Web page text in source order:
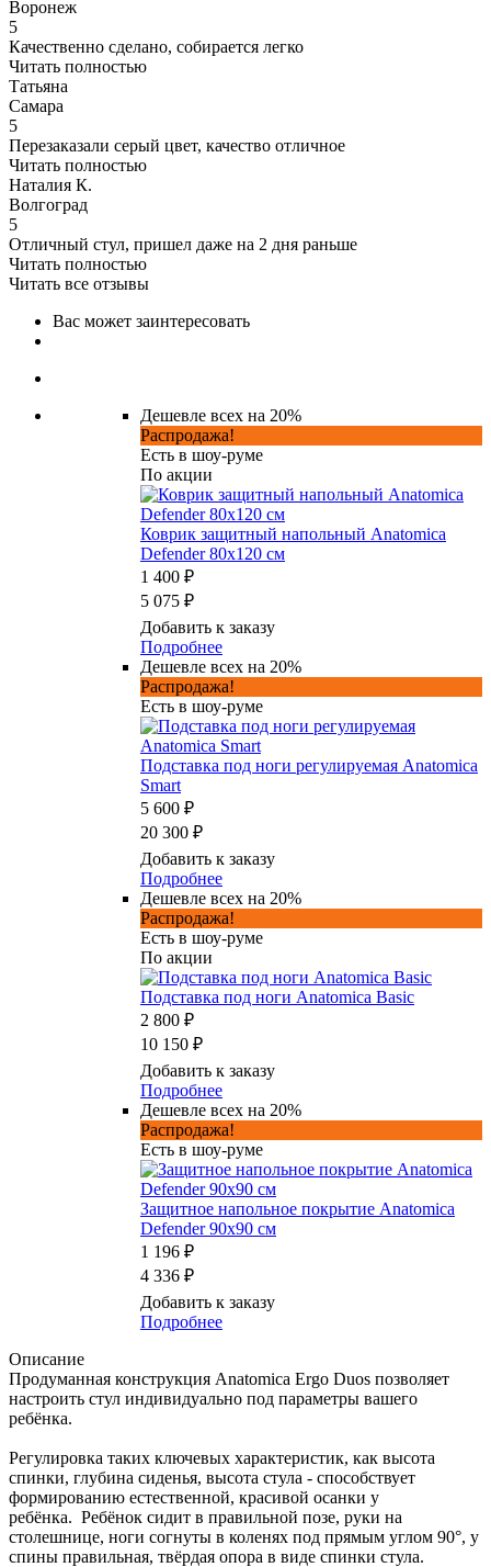
Воронеж
5
Качественно сделано, собирается легко
Читать полностью
Татьяна
Самара
5
Перезаказали серый цвет, качество отличное
Читать полностью
Наталия К.
Волгоград
5
Отличный стул, пришел даже на 2 дня раньше
Читать полностью
Читать все отзывы
Вас может заинтересовать
Дешевле всех на 20%
Распродажа!
Есть в шоу-руме
По акции
Коврик защитный напольный Anatomica
Defender 80х120 см
1 400 ₽
5 075 ₽
Добавить к заказу
Подробнее
Дешевле всех на 20%
Распродажа!
Есть в шоу-руме
Подставка под ноги регулируемая Anatomica
Smart
5 600 ₽
20 300 ₽
Добавить к заказу
Подробнее
Дешевле всех на 20%
Распродажа!
Есть в шоу-руме
По акции
Подставка под ноги Anatomica Basic
2 800 ₽
10 150 ₽
Добавить к заказу
Подробнее
Дешевле всех на 20%
Распродажа!
Есть в шоу-руме
Защитное напольное покрытие Anatomica
Defender 90x90 см
1 196 ₽
4 336 ₽
Добавить к заказу
Подробнее
Описание
Продуманная конструкция Anatomica Ergo Duos позволяет
настроить стул индивидуально под параметры вашего
ребёнка.
Регулировка таких ключевых характеристик, как высота
спинки, глубина сиденья, высота стула - способствует
формированию естественной, красивой осанки у
ребёнка. Ребёнок сидит в правильной позе, руки на
столешнице, ноги согнуты в коленях под прямым углом 90°, у
спины правильная, твёрдая опора в виде спинки стула.